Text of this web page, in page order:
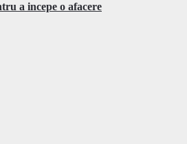
a incepe o afacere